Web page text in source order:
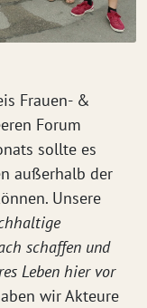
Frauen- &
Forum
sollte es
außerhalb der
Unsere
schaffen und
Leben hier vor
wir Akteure